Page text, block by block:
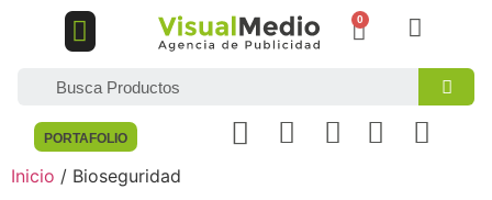
PORTAFOLIO
Inicio / Bioseguridad